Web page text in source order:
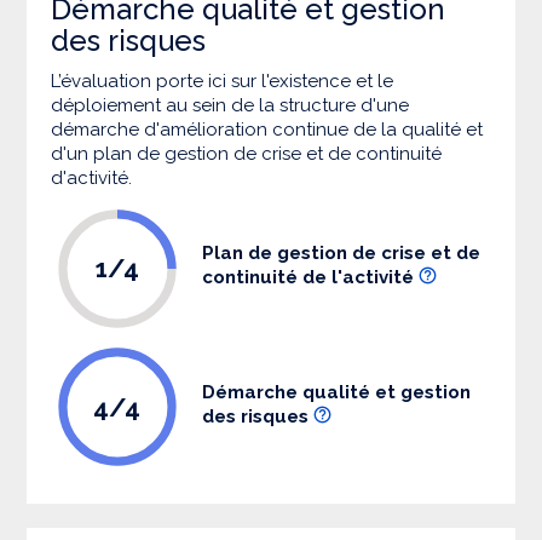
Démarche qualité et gestion
des risques
L’évaluation porte ici sur l'existence et le
déploiement au sein de la structure d'une
démarche d'amélioration continue de la qualité et
d'un plan de gestion de crise et de continuité
d'activité.
1/4
Plan de gestion de crise et de
continuité de l'activité
4/4
Démarche qualité et gestion
des risques